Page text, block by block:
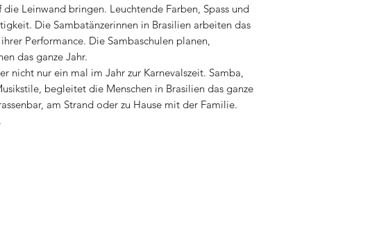
die Leinwand bringen. Leuchtende Farben, Spass und
Die Sambatänzerinnen in Brasilien arbeiten das
Performance. Die Sambaschulen planen,
das ganze Jahr.
nicht nur ein mal im Jahr zur Karnevalszeit. Samba,
begleitet die Menschen in Brasilien das ganze
am Strand oder zu Hause mit der Familie.